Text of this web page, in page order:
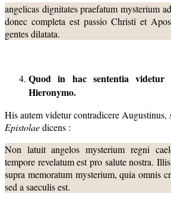
angelicas dignitates praefatum mysterium
donec completa est passio Christi et
gentes dilatata.
Quod in hac sententia videtur
Hieronymo.
His autem videtur contradicere Augustinus,
Epistolaedicens :
Non latuit angelos mysterium regni
tempore revelatum est pro salute nostra.
supra memoratum mysterium, quia omnis
sed a saeculis est.